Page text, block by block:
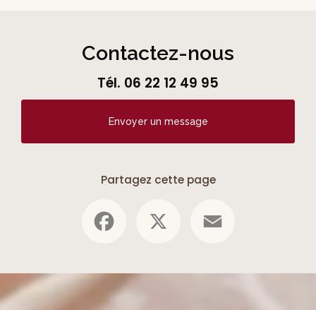
Contactez-nous
Tél. 06 22 12 49 95
Envoyer un message
Partagez cette page